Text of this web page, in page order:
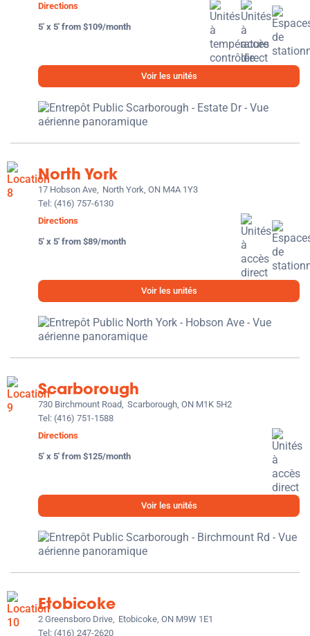
Directions
5' x 5' from $109/month
Voir les unités
North York
17 Hobson Ave, North York, ON M4A 1Y3
Tel: (416) 757-6130
Directions
5' x 5' from $89/month
Voir les unités
Scarborough
730 Birchmount Road, Scarborough, ON M1K 5H2
Tel: (416) 751-1588
Directions
5' x 5' from $125/month
Voir les unités
Etobicoke
2 Greensboro Drive, Etobicoke, ON M9W 1E1
Tel: (416) 247-2620